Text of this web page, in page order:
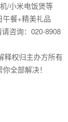
/小米电饭煲等
午餐+精美礼品
咨询：020-8908
释权归主办方所有
全部解决！